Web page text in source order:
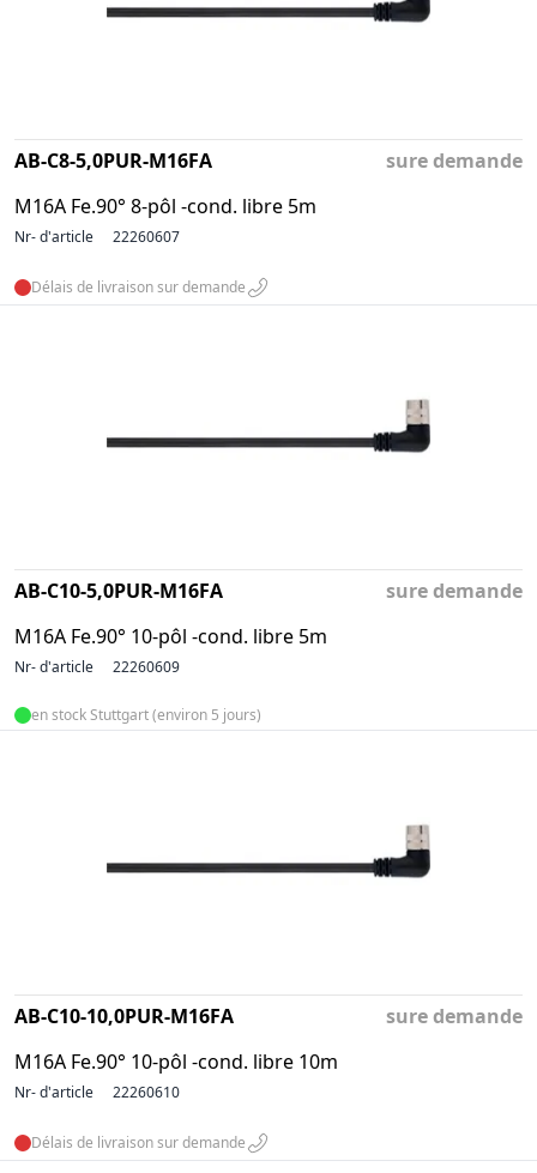
AB-C8-5,0PUR-M16FA
M16A Fe.90° 8-pôl -cond. libre 5m
sure demande
Nr- d'article 22260607
Délais de livraison sur demande
AB-C10-5,0PUR-M16FA
M16A Fe.90° 10-pôl -cond. libre 5m
sure demande
Nr- d'article 22260609
en stock Stuttgart (environ 5 jours)
AB-C10-10,0PUR-M16FA
M16A Fe.90° 10-pôl -cond. libre 10m
sure demande
Nr- d'article 22260610
Délais de livraison sur demande